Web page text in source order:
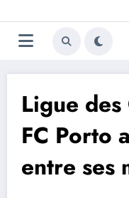
au
contenu
Ligue
FC Porto
entre ses